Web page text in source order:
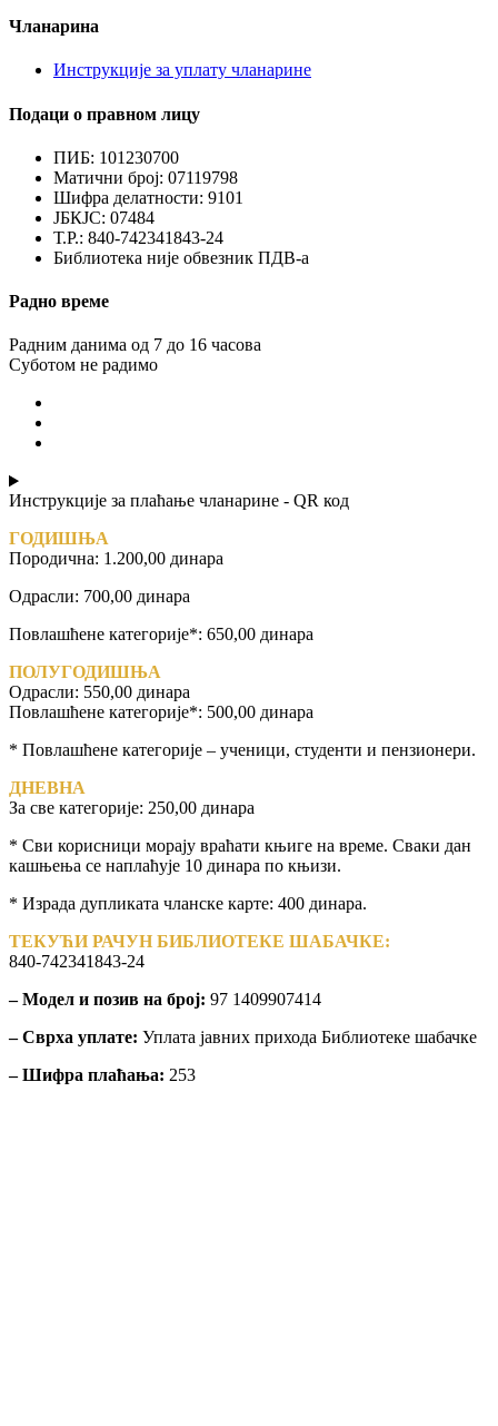
Чланарина
Инструкције за уплату чланарине
Подаци о правном лицу
ПИБ: 101230700
Матични број: 07119798
Шифра делатности: 9101
ЈБКЈС: 07484
Т.Р.: 840-742341843-24
Библиотека није обвезник ПДВ-а
Радно време
Радним данима од 7 до 16 часова
Суботом не радимо
Инструкције за плаћање чланарине - QR код
ГОДИШЊА
Породична: 1.200,00 динара
Одрасли: 700,00 динара
Повлашћене категорије*: 650,00 динара
ПОЛУГОДИШЊА
Одрасли: 550,00 динара
Повлашћене категорије*: 500,00 динара
* Повлашћене категорије – ученици, студенти и пензионери.
ДНЕВНА
За све категорије: 250,00 динара
* Сви корисници морају враћати књиге на време. Сваки дан
кашњења се наплаћује 10 динара по књизи.
* Израда дупликата чланске карте: 400 динара.
ТЕКУЋИ РАЧУН БИБЛИОТЕКЕ ШАБАЧКЕ:
840-742341843-24
– Модел и позив на број: 97 1409907414
– Сврха уплате: Уплата јавних прихода Библиотеке шабачке
– Шифра плаћања: 253